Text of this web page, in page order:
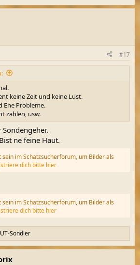
#17
keine Zeit und keine Lust.
Probleme.
zahlen, usw.
ne feine Haut.
im Schatzsucherforum, um Bilder als
dich bitte hier
im Schatzsucherforum, um Bilder als
dich bitte hier
Sondler